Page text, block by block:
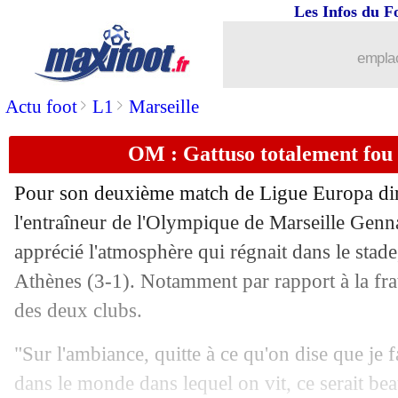
Actu foot> L1 > Marseille
Les Infos du
OM : Gattuso totalement
Pour son deuxième match de Ligue Europa
l'entraîneur de l'Olympique de Marseille
apprécié l'atmosphère qui régnait dans le
Athènes (3-1). Notamment par rapport à la
des deux clubs.
"Sur l'ambiance, quitte à ce qu'on dise que je
dans le monde dans lequel on vit, ce serait
EdF (f) : H. Renard, la grande
27/10 Newcastle: Neves extirpé d'Arabie
27/10 Bayern: retour confirmé pour Neuer
27/10 PSG : Ruiz déterminé à partir en
27/10 Lyon: le vestiaire, la mise au point de
27/10 OM: Nice, Balerdi assume une erreur
: Henrique se confie sur les